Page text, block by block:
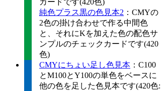
カードです(420色)
純色プラス黒の色見本2 ：CMYの
2色の掛け合わせで作る中間色
と、それにKを加えた色の配色サ
ンプルのチェックカードです(420
色)
CMYにちょい足し色見本 ：C100
とM100とY100の単色をベースに
他の色を足した色見本です(420色: